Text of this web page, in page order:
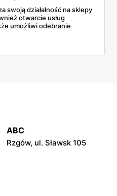
swoją działalność na sklepy
otwarcie usług
umożliwi odebranie
ABC
Rzgów, ul. Sławsk 105